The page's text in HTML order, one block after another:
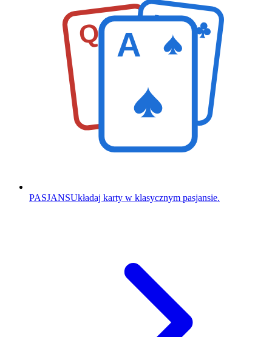
Q K
A
PASJANSUkładaj karty w klasycznym pasjansie.